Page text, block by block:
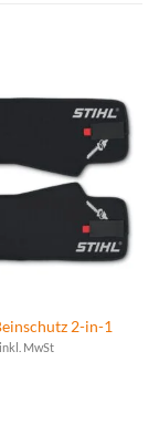
2-in-1
inkl. MwSt